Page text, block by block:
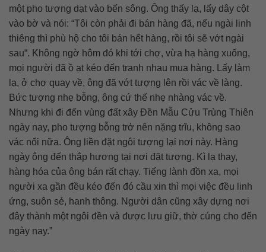
một pho tượng dạt vào bến sông. Ông thấy lạ, lấy dây cột
vào bờ và nói: “Tôi còn phải đi bán hàng đã, nếu ngài linh
thiêng thì phù hộ cho tôi bán hết hàng, rồi tôi sẽ vớt ngài
sau“. Không ngờ hôm đó khi tới chợ, vừa hạ hàng xuống,
mọi người đã ồ ạt kéo đến tranh nhau mua hàng. Lấy làm
lạ, ở chợ quay về, ông đã vớt tượng lên rồi vác về làng.
Bức tượng nhẹ bỗng, ông cứ thế nhẹ nhàng vác về.
Nhưng khi đi đến vùng đất xây Đền Mẫu Cửu Trùng Thiên
ngày nay, pho tượng bỗng trở nên nặng trĩu, không sao
vác nổi nữa. Ông liền đặt ngôi tượng lại nơi này. Hàng
ngày ông đến thắp hương tại nơi đặt tượng. Kì lạ thay,
hàng hóa của ông bán rất chạy. Tiếng lành đồn xa, mọi
người xa gần đều kéo đến đó cầu xin thì mọi việc đều linh
ứng, suôn sẻ, hanh thông. Người dân cũng xây dựng nơi
đây thành một ngôi đền và được lưu giữ, thờ cúng cho đến
ngày nay.”